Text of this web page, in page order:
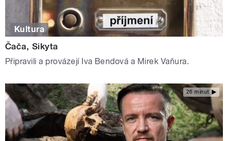
Kultura
Čača, Sikyta
Připravili a provázejí Iva Bendová a Mirek Vaňura.
26 minut